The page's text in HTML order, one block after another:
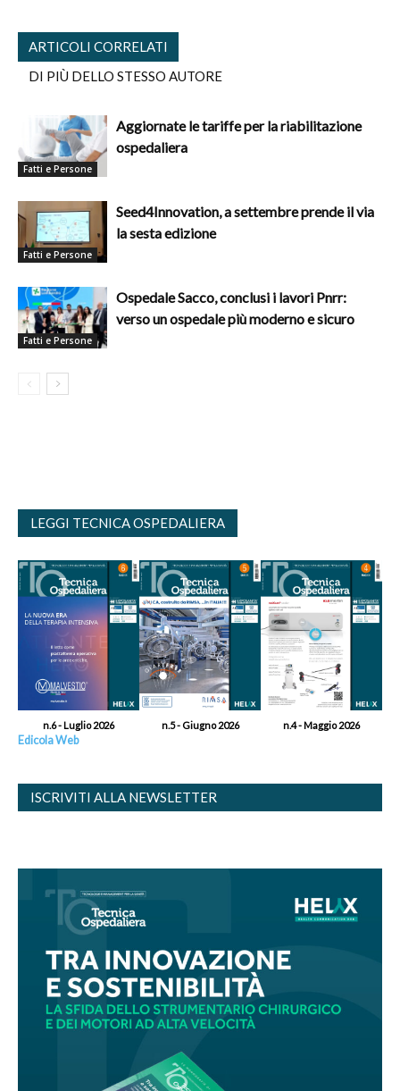
ARTICOLI CORRELATI
DI PIÙ DELLO STESSO AUTORE
Fatti e Persone
Aggiornate le tariffe per la riabilitazione
ospedaliera
Fatti e Persone
Seed4Innovation, a settembre prende il via
la sesta edizione
Fatti e Persone
Ospedale Sacco, conclusi i lavori Pnrr:
verso un ospedale più moderno e sicuro
LEGGI TECNICA OSPEDALIERA
n.6 - Luglio 2026 n.5 - Giugno 2026 n.4 - Maggio 2026
Edicola Web
ISCRIVITI ALLA NEWSLETTER